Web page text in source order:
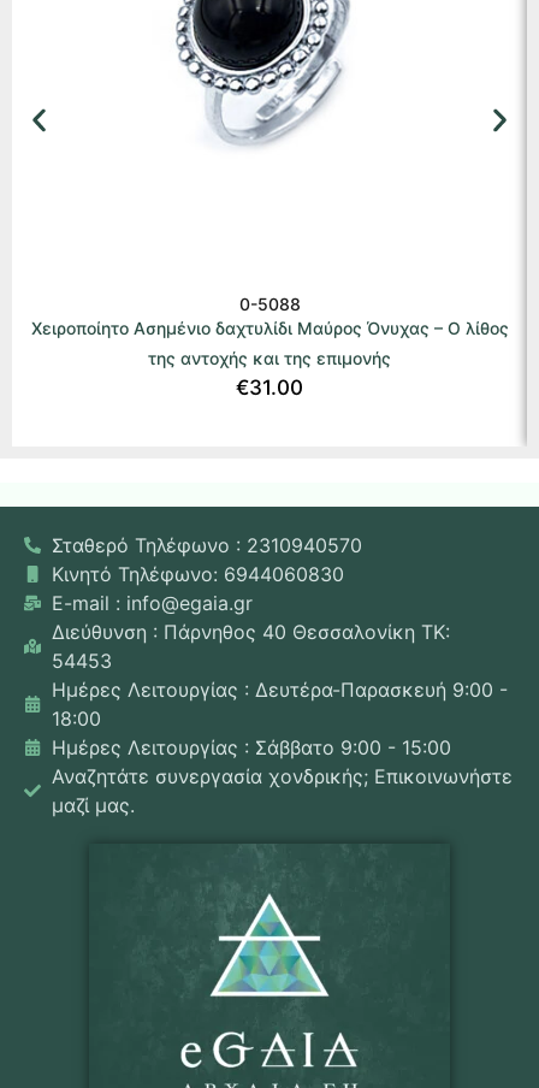
0-5088
Χειροποίητο Ασημένιο δαχτυλίδι Μαύρος Όνυχας – Ο λίθος
της αντοχής και της επιμονής
€31.00
Σταθερό Τηλέφωνο : 2310940570
Κινητό Τηλέφωνο: 6944060830
E-mail : info@egaia.gr
Διεύθυνση : Πάρνηθος 40 Θεσσαλονίκη ΤΚ:
54453
Ημέρες Λειτουργίας : Δευτέρα-Παρασκευή 9:00 -
18:00
Ημέρες Λειτουργίας : Σάββατο 9:00 - 15:00
Αναζητάτε συνεργασία χονδρικής; Επικοινωνήστε
μαζί μας.